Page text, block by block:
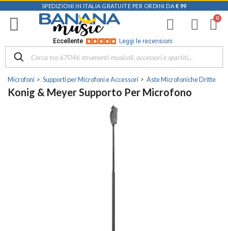
SPEDIZIONI IN ITALIA GRATUITE PER ORDINI DA € 99
Eccellente Leggi le recensioni
Microfoni Supporti per Microfoni e Accessori Aste Microfoniche Dritte
Konig & Meyer Supporto Per Microfono